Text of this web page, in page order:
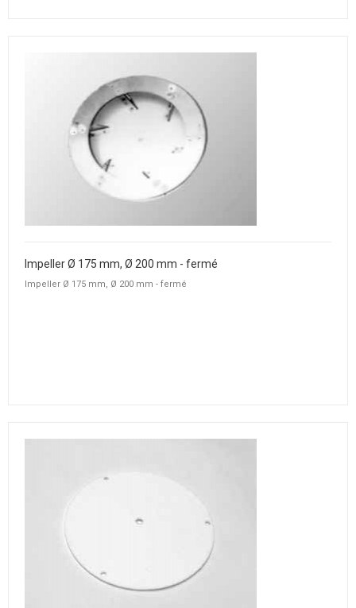
Impeller Ø 175 mm, Ø 200 mm - fermé
Impeller Ø 175 mm, Ø 200 mm - fermé